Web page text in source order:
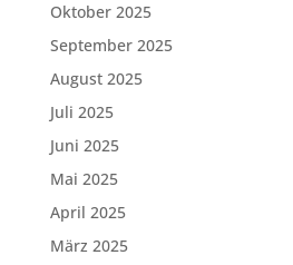
Oktober 2025
September 2025
August 2025
Juli 2025
Juni 2025
Mai 2025
April 2025
März 2025